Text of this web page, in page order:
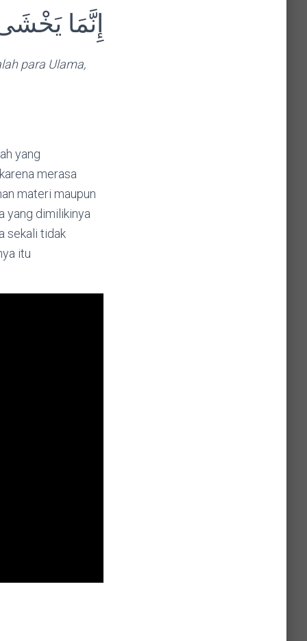
إِنَّمَا
para Ulama,
yang
merasa
materi maupun
yang dimilikinya
sekali tidak
itu